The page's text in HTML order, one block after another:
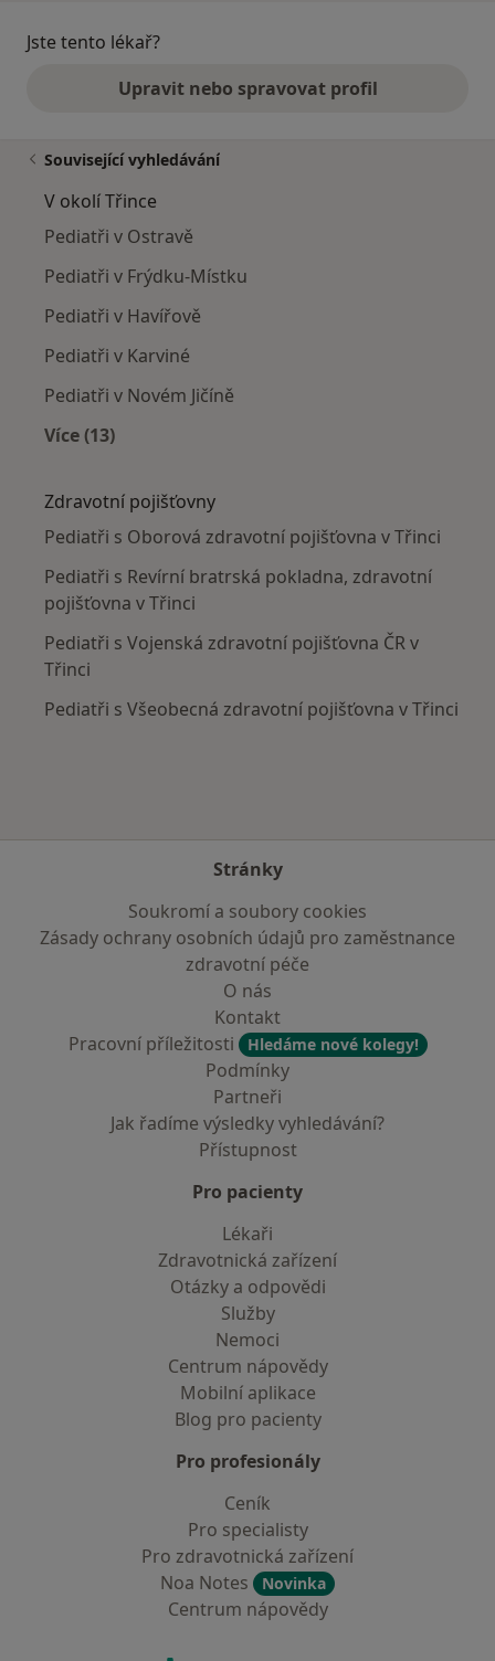
Jste tento lékař?
Upravit nebo spravovat profil
Související vyhledávání
V okolí Třince
Pediatři v Ostravě
Pediatři v Frýdku-Místku
Pediatři v Havířově
Pediatři v Karviné
Pediatři v Novém Jičíně
Více (13)
Zdravotní pojišťovny
Pediatři s Oborová zdravotní pojišťovna v Třinci
Pediatři s Revírní bratrská pokladna, zdravotní
pojišťovna v Třinci
Pediatři s Vojenská zdravotní pojišťovna ČR v
Třinci
Pediatři s Všeobecná zdravotní pojišťovna v Třinci
Stránky
Soukromí a soubory cookies
Zásady ochrany osobních údajů pro zaměstnance
zdravotní péče
O nás
Kontakt
Pracovní příležitosti
Hledáme nové kolegy!
Podmínky
Partneři
Jak řadíme výsledky vyhledávání?
Přístupnost
Pro pacienty
Lékaři
Zdravotnická zařízení
Otázky a odpovědi
Služby
Nemoci
Centrum nápovědy
Mobilní aplikace
Blog pro pacienty
Pro profesionály
Ceník
Pro specialisty
Pro zdravotnická zařízení
Noa Notes
Novinka
Centrum nápovědy